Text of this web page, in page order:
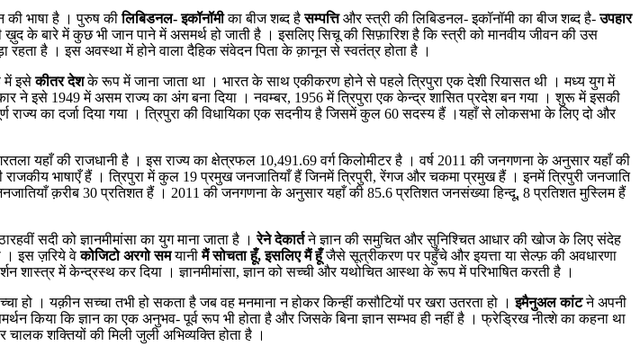
की भाषा है । पुरुष कीलिबिडनल- इकॉनॉमीका बीज शब्द हैसम्पत्तिऔर स्त्री की लिबिडनल- इकॉनॉमी का बीज शब्द है-उपहार
के बारे में कुछ भी जान पाने में असमर्थ हो जाती है । इसलिए सिचू की सिफ़ारिश है कि स्त्री को मानवीय जीवन की उस
है । इस अवस्था में होने वाला दैहिक संवेदन पिता के क़ानून से स्वतंत्र होता है ।
में इसेकीतर देशके रूप में जाना जाता था । भारत के साथ एकीकरण होने से पहले त्रिपुरा एक देशी रियासत थी । मध्य युग में
ने इसे 1949 में असम राज्य का अंग बना दिया । नवम्बर, 1956 में त्रिपुरा एक केन्द्र शासित प्रदेश बन गया । शुरू में इसकी
का दर्जा दिया गया । त्रिपुरा की विधायिका एक सदनीय है जिसमें कुल 60 सदस्य हैं ।यहाँ से लोकसभा के लिए दो और
यहाँ की राजधानी है । इस राज्य का क्षेत्रफल 10,491.69 वर्ग किलोमीटर है । वर्ष 2011 की जनगणना के अनुसार यहाँ की
राजकीय भाषाएँ हैं । त्रिपुरा में कुल 19 प्रमुख जनजातियाँ हैं जिनमें त्रिपुरी, रेंगज और चकमा प्रमुख हैं । इनमें त्रिपुरी जनजाति
क़रीब 30 प्रतिशत हैं । 2011 की जनगणना के अनुसार यहाँ की 85.6 प्रतिशत जनसंख्या हिन्दू, 8 प्रतिशत मुस्लिम हैं
सदी को ज्ञानमीमांसा का युग माना जाता है ।रेने देकार्तने ज्ञान की समुचित और सुनिश्चित आधार की खोज के लिए संदेह
। इस ज़रिये वेकोजिटो अरगो समयानीमैं सोचता हूँ, इसलिए मैं हूँजैसे सूत्रीकरण पर पहुँचे और इयत्ता या सेल्फ़ की अवधारणा
शास्त्र में केन्द्रस्थ कर दिया । ज्ञानमीमांसा, ज्ञान को सच्ची और यथोचित आस्था के रूप में परिभाषित करती है ।
। यक़ीन सच्चा तभी हो सकता है जब वह मनमाना न होकर किन्हीं कसौटियों पर खरा उतरता हो ।इमैनुअल कांटने अपनी
किया कि ज्ञान का एक अनुभव- पूर्व रूप भी होता है और जिसके बिना ज्ञान सम्भव ही नहीं है । फ्रेड्रिख नीत्शे का कहना था
शक्तियों की मिली जुली अभिव्यक्ति होता है ।